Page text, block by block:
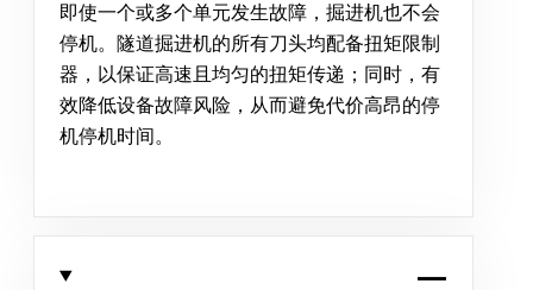
即使一个或多个单元发生故障，掘进机也不会
停机。隧道掘进机的所有刀头均配备扭矩限制
器，以保证高速且均匀的扭矩传递；同时，有
效降低设备故障风险，从而避免代价高昂的停
机停机时间。